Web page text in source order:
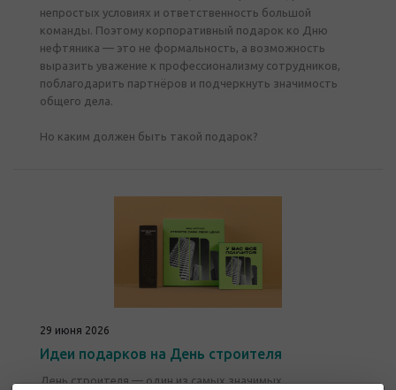
непростых условиях и ответственность большой
команды. Поэтому корпоративный подарок ко Дню
нефтяника — это не формальность, а возможность
выразить уважение к профессионализму сотрудников,
поблагодарить партнёров и подчеркнуть значимость
общего дела.
Но каким должен быть такой подарок?
29 июня 2026
Идеи подарков на День строителя
День строителя — один из самых значимых